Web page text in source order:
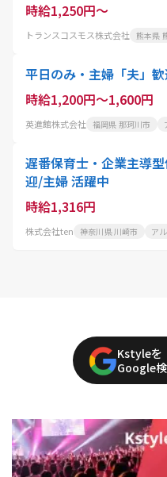
時給1,250円～
トランスコスモス株式会社 熊本県
平日のみ・主婦「夫」
時給1,200円～1,600円
英進館株式会社 福岡県 那珂川市
遅番保育士・企業主導
迎/主婦 活躍中
時給1,316円
株式会社ten 神奈川県 川崎市 ア
Kstyleを
Google